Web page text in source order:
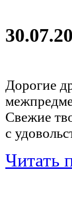
Дорогие
Свежие
с
Читать